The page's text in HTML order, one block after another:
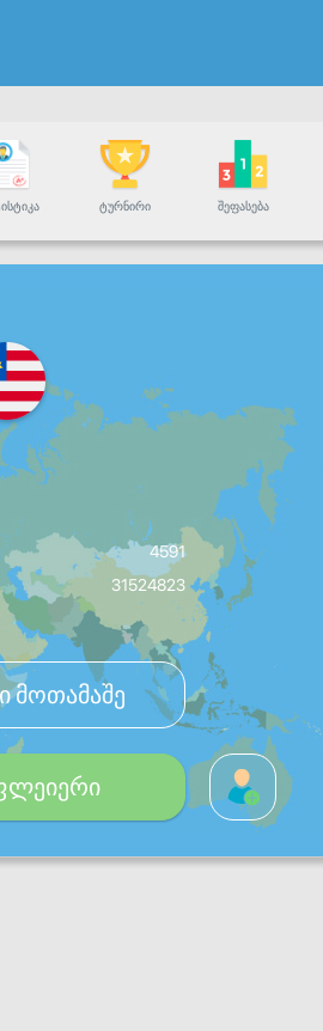
ᲢᲣᲠᲜᲘᲠᲘ ᲨᲔᲤᲐᲡᲔᲑᲐ
4591
31524823
მოთამაშე